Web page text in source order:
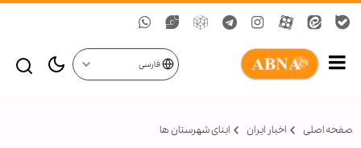
فارسی
صفحه اصلی اخبار ایران ابنای شهرستان ها